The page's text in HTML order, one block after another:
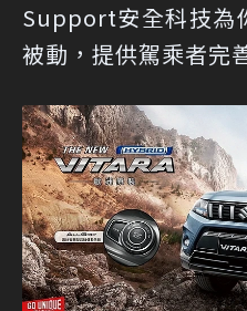
Support安全科技為
被動，提供駕乘者完